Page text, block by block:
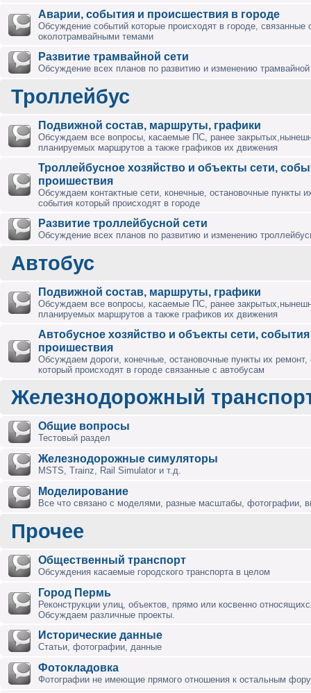
Аварии, события и происшествия в городе
Обсуждение событий которые происходят в городе, связанные
околотрамвайными темами
Развитие трамвайной сети
Обсуждение всех планов по развитию и изменению трамвайной
Троллейбус
Подвижной состав, маршруты, графики
Обсуждаем все вопросы, касаемые ПС, ранее
планируемых маршрутов а также графиков их движения
Троллейбусное хозяйство и объекты сети,
проишествия
Обсуждаем контактные сети, конечные, остановочные пункты
события который происходят в городе
Развитие троллейбусной сети
Обсуждение всех планов по развитию и изменению
Автобус
Подвижной состав, маршруты, графики
Обсуждаем все вопросы, касаемые ПС, ранее
планируемых маршрутов а также графиков их движения
Автобусное хозяйство и объекты сети,
проишествия
Обсуждаем дороги, конечные, остановочные пункты их ремонт,
который происходят в городе связанные с автобусам
Железнодорожный
Общие вопросы
Тестовый раздел
Железнодорожные симуляторы
MSTS, Trainz, Rail Simulator и т.д.
Моделирование
Все что связано с моделями, разные масштабы, фотографии,
Прочее
Общественный транспорт
Обсуждения касаемые городского транспорта в целом
Город Пермь
Реконструкции улиц, объектов, прямо или косвенно
Обсуждаем различные проекты.
Исторические данные
Статьи, фотографии, данные
Фотокладовка
Фотографии не имеющие прямого отношения к остальным